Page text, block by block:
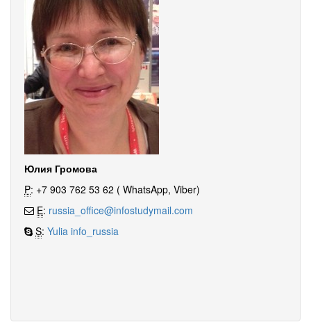
Юлия Громова
P: +7 903 762 53 62 ( WhatsApp, Viber)
E: russia_office@infostudymail.com
S: Yulia info_russia